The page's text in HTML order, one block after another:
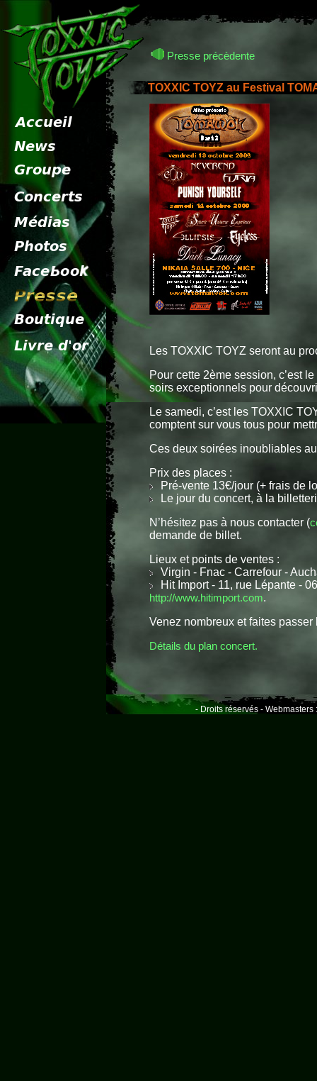
Presse précèdente
TOXXIC TOYZ au Festival
Les TOXXIC TOYZ seront au
Pour cette 2ème session, c’est
soirs exceptionnels pour
Le samedi, c’est les TOXXIC
comptent sur vous tous pour
Ces deux soirées inoubliables
Prix des places :
Pré-vente 13€/jour (+ frais de
Le jour du concert, à la
N’hésitez pas à nous contacter (
demande de billet.
Lieux et points de ventes :
Virgin - Fnac - Carrefour -
Hit Import - 11, rue Lépante -
http://www.hitimport.com.
Venez nombreux et faites passer
Détails du plan concert.
- Droits réservés - Webmasters